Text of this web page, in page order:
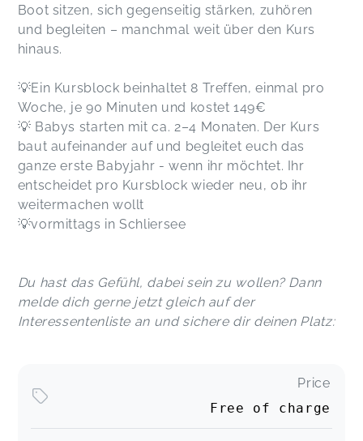
Boot sitzen, sich gegenseitig stärken, zuhören
und begleiten – manchmal weit über den Kurs
hinaus.
💡Ein Kursblock beinhaltet 8 Treffen, einmal pro
Woche, je 90 Minuten und kostet 149€
💡 Babys starten mit ca. 2–4 Monaten. Der Kurs
baut aufeinander auf und begleitet euch das
ganze erste Babyjahr - wenn ihr möchtet. Ihr
entscheidet pro Kursblock wieder neu, ob ihr
weitermachen wollt
💡vormittags in Schliersee
Du hast das Gefühl, dabei sein zu wollen? Dann
melde dich gerne jetzt gleich auf der
Interessentenliste an und sichere dir deinen Platz:
Price
Free of charge